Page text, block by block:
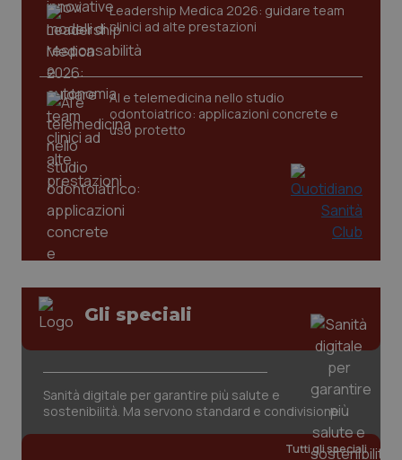
Leadership Medica 2026: guidare team
clinici ad alte prestazioni
AI e telemedicina nello studio
odontoiatrico: applicazioni concrete e
uso protetto
Gli speciali
Sanità digitale per garantire più salute e
sostenibilità. Ma servono standard e condivisione
Tutti gli speciali
www.quotidianosanita.it